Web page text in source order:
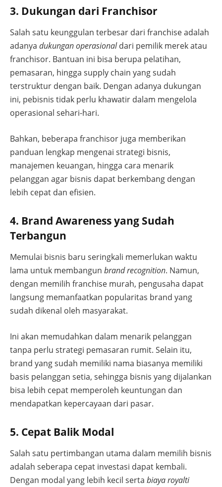
3. Dukungan dari Franchisor
Salah satu keunggulan terbesar dari franchise adalah
adanya dukungan operasionaldari pemilik merek atau
franchisor. Bantuan ini bisa berupa pelatihan,
pemasaran, hingga supply chain yang sudah
terstruktur dengan baik. Dengan adanya dukungan
ini, pebisnis tidak perlu khawatir dalam mengelola
operasional sehari-hari.
Bahkan, beberapa franchisor juga memberikan
panduan lengkap mengenai strategi bisnis,
manajemen keuangan, hingga cara menarik
pelanggan agar bisnis dapat berkembang dengan
lebih cepat dan efisien.
4. Brand Awareness yang Sudah
Terbangun
Memulai bisnis baru seringkali memerlukan waktu
lama untuk membangun brand recognition. Namun,
dengan memilih franchise murah, pengusaha dapat
langsung memanfaatkan popularitas brand yang
sudah dikenal oleh masyarakat.
Ini akan memudahkan dalam menarik pelanggan
tanpa perlu strategi pemasaran rumit. Selain itu,
brand yang sudah memiliki nama biasanya memiliki
basis pelanggan setia, sehingga bisnis yang dijalankan
bisa lebih cepat memperoleh keuntungan dan
mendapatkan kepercayaan dari pasar.
5. Cepat Balik Modal
Salah satu pertimbangan utama dalam memilih bisnis
adalah seberapa cepat investasi dapat kembali.
Dengan modal yang lebih kecil serta biaya royalti